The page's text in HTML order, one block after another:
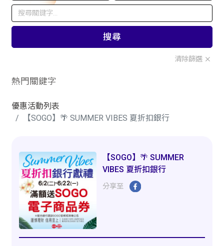
搜尋
清除篩選
熱門關鍵字
優惠活動列表
【SOGO】🌴 SUMMER VIBES 夏折扣銀行
【SOGO】🌴 SUMMER
VIBES 夏折扣銀行
分享至